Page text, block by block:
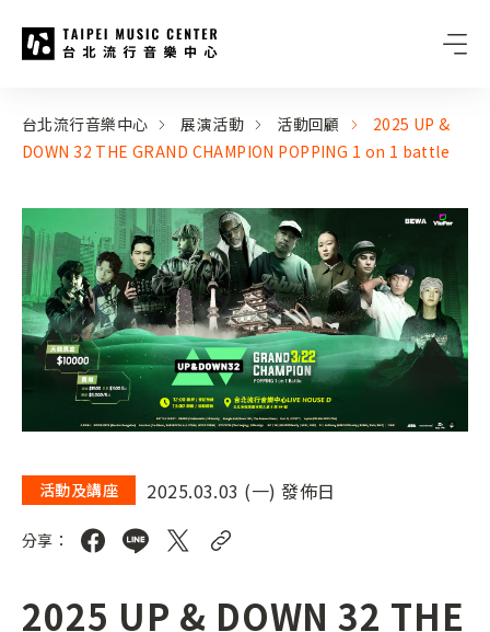
:::
台北流行音樂中心 展演活動 活動回顧
2025 UP &
DOWN 32 THE GRAND CHAMPION POPPING 1 on 1 battle
活動及講座 2025.03.03 (一) 發佈日
分享：
2025 UP & DOWN 32 THE